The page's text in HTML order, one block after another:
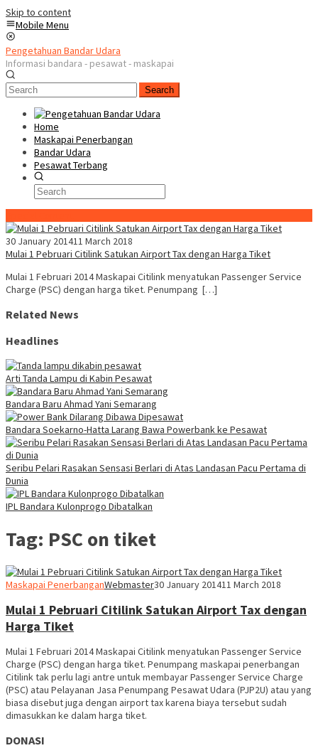
Skip to content
Mobile Menu
Pengetahuan Bandar Udara
Informasi bandara - pesawat - maskapai
Search
Home
Maskapai Penerbangan
Bandar Udara
Pesawat Terbang
30 January 201411 March 2018
Mulai 1 Pebruari Citilink Satukan Airport Tax dengan Harga Tiket
Mulai 1 Februari 2014 Maskapai Citilink menyatukan Passenger Service
Charge (PSC) dengan harga tiket. Penumpang […]
Related News
Headlines
Arti Tanda Lampu di Kabin Pesawat
Bandara Baru Ahmad Yani Semarang
Bandara Soekarno-Hatta Larang Bawa Powerbank ke Pesawat
Seribu Pelari Rasakan Sensasi Berlari di Atas Landasan Pacu Pertama di
Dunia
IPL Bandara Kulonprogo Dibatalkan
Tag: PSC on tiket
Maskapai PenerbanganWebmaster30 January 201411 March 2018
Mulai 1 Pebruari Citilink Satukan Airport Tax dengan
Harga Tiket
Mulai 1 Februari 2014 Maskapai Citilink menyatukan Passenger Service
Charge (PSC) dengan harga tiket. Penumpang maskapai penerbangan
Citilink tak perlu lagi antre untuk membayar Passenger Service Charge
(PSC) atau Pelayanan Jasa Penumpang Pesawat Udara (PJP2U) atau yang
biasa disebut juga dengan airport tax karena biaya tersebut sudah
dimasukkan ke dalam harga tiket.
DONASI